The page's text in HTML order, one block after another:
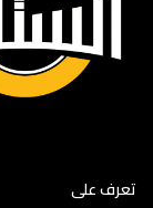
تعرف على